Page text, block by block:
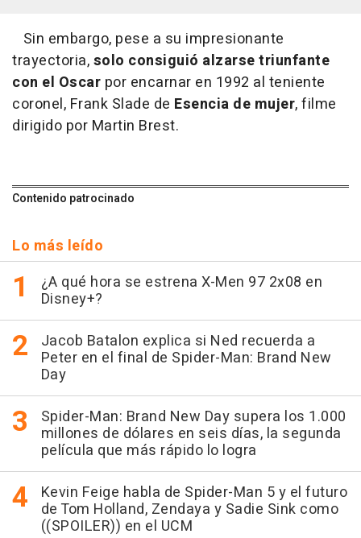
Sin embargo, pese a su impresionante
trayectoria,solo consiguió alzarse triunfante
con el Oscar por encarnar en 1992 al teniente
coronel, Frank Slade de Esencia de mujer, filme
dirigido por Martin Brest.
Contenido patrocinado
Lo más leído
¿A qué hora se estrena X-Men 97 2x08 en
Disney+?
Jacob Batalon explica si Ned recuerda a
Peter en el final de Spider-Man: Brand New
Day
Spider-Man: Brand New Day supera los 1.000
millones de dólares en seis días, la segunda
película que más rápido lo logra
Kevin Feige habla de Spider-Man 5 y el futuro
de Tom Holland, Zendaya y Sadie Sink como
((SPOILER)) en el UCM